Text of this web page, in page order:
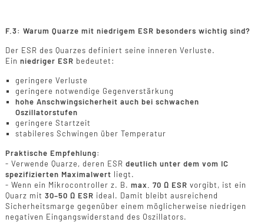
F.3: Warum Quarze mit niedrigem ESR besonders wichtig sind?
Der ESR des Quarzes definiert seine inneren Verluste.
Ein niedriger ESR bedeutet:
geringere Verluste
geringere notwendige Gegenverstärkung
hohe Anschwingsicherheit auch bei schwachen
Oszillatorstufen
geringere Startzeit
stabileres Schwingen über Temperatur
Praktische Empfehlung:
- Verwende Quarze, deren ESR deutlich unter dem vom IC
spezifizierten Maximalwert liegt.
- Wenn ein Mikrocontroller z. B. max. 70 Ω ESR vorgibt, ist ein
Quarz mit 30–50 Ω ESR ideal. Damit bleibt ausreichend
Sicherheitsmarge gegenüber einem möglicherweise niedrigen
negativen Eingangswiderstand des Oszillators.